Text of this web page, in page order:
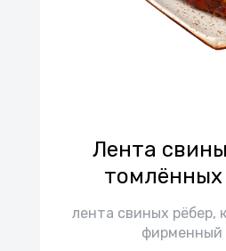
Лента
томлённых
лента свиных рёбер,
фирменный